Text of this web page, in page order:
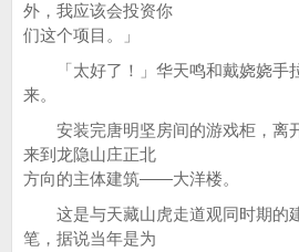
外，我应该会投资你
们这个项目。」
「太好了！」华天鸣和戴娆娆手
来。
安装完唐明坚房间的游戏柜，离
来到龙隐山庄正北
方向的主体建筑——大洋楼。
这是与天藏山虎走道观同时期的
笔，据说当年是为